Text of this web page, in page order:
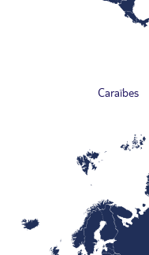
Caraïbes